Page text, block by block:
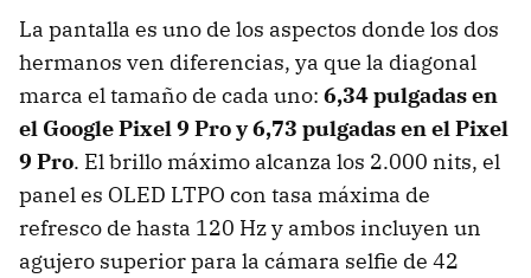
La pantalla es uno de los aspectos donde los dos
hermanos ven diferencias, ya que la diagonal
marca el tamaño de cada uno: 6,34 pulgadas en
el Google Pixel 9 Pro y 6,73 pulgadas en el Pixel
9 Pro. El brillo máximo alcanza los 2.000 nits, el
panel es OLED LTPO con tasa máxima de
refresco de hasta 120 Hz y ambos incluyen un
agujero superior para la cámara selfie de 42